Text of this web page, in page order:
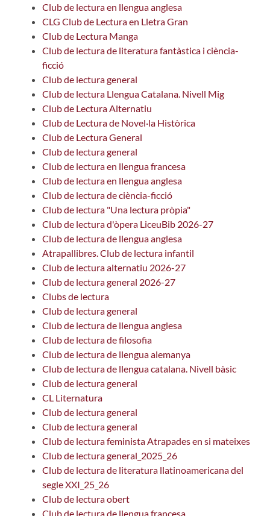
Club de lectura en llengua anglesa
CLG Club de Lectura en Lletra Gran
Club de Lectura Manga
Club de lectura de literatura fantàstica i ciència-
ficció
Club de lectura general
Club de lectura Llengua Catalana. Nivell Mig
Club de Lectura Alternatiu
Club de Lectura de Novel·la Històrica
Club de Lectura General
Club de lectura general
Club de lectura en llengua francesa
Club de lectura en llengua anglesa
Club de lectura de ciència-ficció
Club de lectura "Una lectura pròpia"
Club de lectura d'òpera LiceuBib 2026-27
Club de lectura de llengua anglesa
Atrapallibres. Club de lectura infantil
Club de lectura alternatiu 2026-27
Club de lectura general 2026-27
Clubs de lectura
Club de lectura general
Club de lectura de llengua anglesa
Club de lectura de filosofia
Club de lectura de llengua alemanya
Club de lectura de llengua catalana. Nivell bàsic
Club de lectura general
CL Liternatura
Club de lectura general
Club de lectura general
Club de lectura feminista Atrapades en si mateixes
Club de lectura general_2025_26
Club de lectura de literatura llatinoamericana del
segle XXI_25_26
Club de lectura obert
Club de lectura de llengua francesa